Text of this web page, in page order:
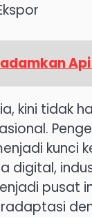
kini tidak
kunci
digital,
pusat